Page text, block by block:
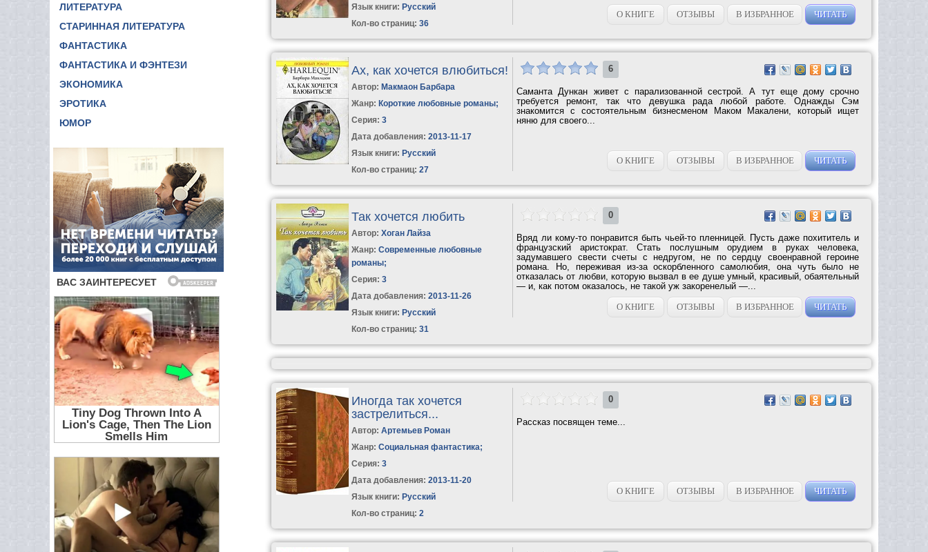
ЛИТЕРАТУРА
СТАРИННАЯ ЛИТЕРАТУРА
ФАНТАСТИКА
ФАНТАСТИКА И ФЭНТЕЗИ
ЭКОНОМИКА
ЭРОТИКА
ЮМОР
Язык книги: Русский
Кол-во страниц: 36
О КНИГЕ
ОТЗЫВЫ В ИЗБРАННОЕ ЧИТАТЬ
Ах, как хочется влюбиться!
Автор: Макмаон Барбара
Жанр: Короткие любовные романы;
Серия:3
Дата добавления: 2013-11-17
Язык книги: Русский
Кол-во страниц: 27
6
Саманта Дункан живет с парализованной сестрой. А тут еще дому срочно
требуется ремонт, так что девушка рада любой работе. Однажды Сэм
знакомится с состоятельным бизнесменом Маком Макалени, который ищет
няню для своего...
О КНИГЕ ОТЗЫВЫ В ИЗБРАННОЕ ЧИТАТЬ
Так хочется любить
Автор:Хоган Лайза
Жанр: Современные любовные
романы;
Серия:3
Дата добавления: 2013-11-26
Язык книги: Русский
Кол-во страниц: 31
0
Вряд ли кому-то понравится быть чьей-то пленницей. Пусть даже похититель и
французский аристократ. Стать послушным орудием в руках человека,
задумавшего свести счеты с недругом, не по сердцу своенравной героине
романа. Но, переживая из-за оскорбленного самолюбия, она чуть было не
отказалась от любви, которую вызвал в ее душе умный, красивый, обаятельный
— и, как потом оказалось, не такой уж закоренелый —...
О КНИГЕ
ОТЗЫВЫ В ИЗБРАННОЕ ЧИТАТЬ
Иногда так хочется
застрелиться...
Автор:Артемьев Роман
Жанр: Социальная фантастика;
Серия:3
Дата добавления: 2013-11-20
Язык книги: Русский
Кол-во страниц: 2
0
Рассказ посвящен теме...
О КНИГЕ ОТЗЫВЫ В ИЗБРАННОЕ ЧИТАТЬ